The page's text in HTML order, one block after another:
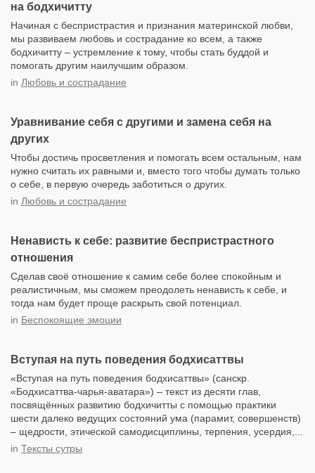
на бодхичитту
Начиная с беспристрастия и признания материнской любви,
мы развиваем любовь и сострадание ко всем, а также
бодхичитту – устремление к тому, чтобы стать буддой и
помогать другим наилучшим образом.
in Любовь и сострадание
Уравнивание себя с другими и замена себя на
других
Чтобы достичь просветления и помогать всем остальным, нам
нужно считать их равными и, вместо того чтобы думать только
о себе, в первую очередь заботиться о других.
in Любовь и сострадание
Ненависть к себе: развитие беспристрастного
отношения
Сделав своё отношение к самим себе более спокойным и
реалистичным, мы сможем преодолеть ненависть к себе, и
тогда нам будет проще раскрыть свой потенциал.
in Беспокоящие эмоции
Вступая на путь поведения бодхисаттвы
«Вступая на путь поведения бодхисаттвы» (санскр.
«Бодхисаттва-чарья-аватара») – текст из десяти глав,
посвящённых развитию бодхичитты с помощью практики
шести далеко ведущих состояний ума (парамит, совершенств)
– щедрости, этической самодисциплины, терпения, усердия,...
in Тексты сутры